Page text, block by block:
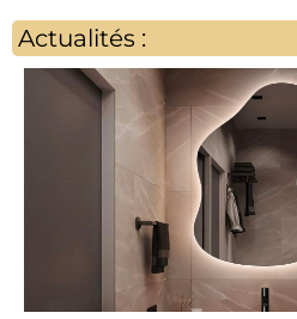
Actualités :